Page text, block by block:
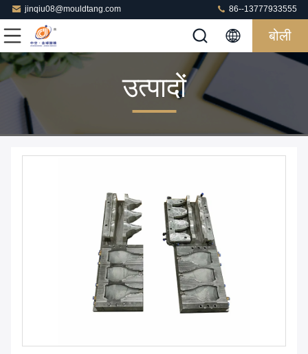
jinqiu08@mouldtang.com 86--13777933555
बोली
उत्पादों